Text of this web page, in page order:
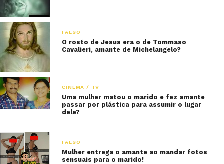
FALSO
O rosto de Jesus era o de Tommaso
Cavalieri, amante de Michelangelo?
CINEMA / TV
Uma mulher matou o marido e fez amante
passar por plástica para assumir o lugar
dele?
FALSO
Mulher entrega o amante ao mandar fotos
sensuais para o marido!